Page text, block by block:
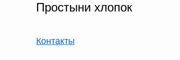
Простыни хлопок
Контакты